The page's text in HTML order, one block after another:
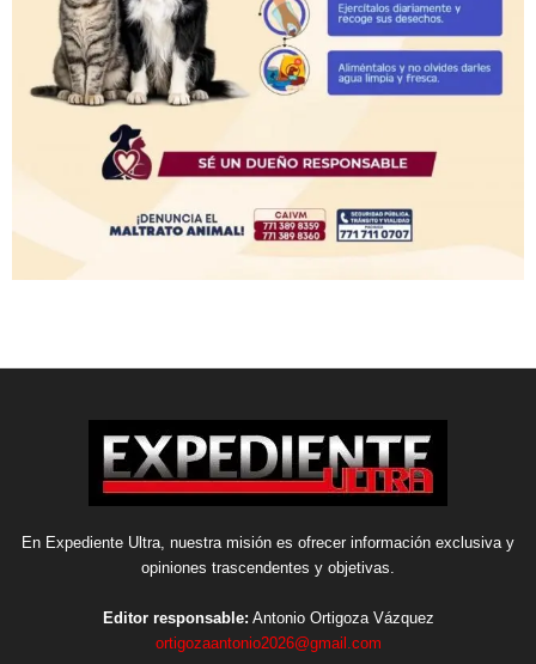
En Expediente Ultra, nuestra misión es ofrecer información exclusiva y
opiniones trascendentes y objetivas.
Editor responsable: Antonio Ortigoza Vázquez
ortigozaantonio2026@gmail.com